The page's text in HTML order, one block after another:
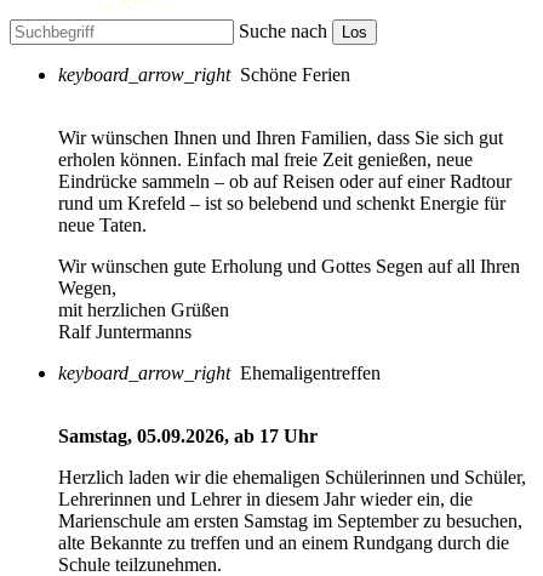
Suche nach Los
keyboard_arrow_right Schöne Ferien
Wir wünschen Ihnen und Ihren Familien, dass Sie sich gut
erholen können. Einfach mal freie Zeit genießen, neue
Eindrücke sammeln – ob auf Reisen oder auf einer Radtour
rund um Krefeld – ist so belebend und schenkt Energie für
neue Taten.
Wir wünschen gute Erholung und Gottes Segen auf all Ihren
Wegen,
mit herzlichen Grüßen
Ralf Juntermanns
keyboard_arrow_right Ehemaligentreffen
Samstag, 05.09.2026, ab 17 Uhr
Herzlich laden wir die ehemaligen Schülerinnen und Schüler,
Lehrerinnen und Lehrer in diesem Jahr wieder ein, die
Marienschule am ersten Samstag im September zu besuchen,
alte Bekannte zu treffen und an einem Rundgang durch die
Schule teilzunehmen.